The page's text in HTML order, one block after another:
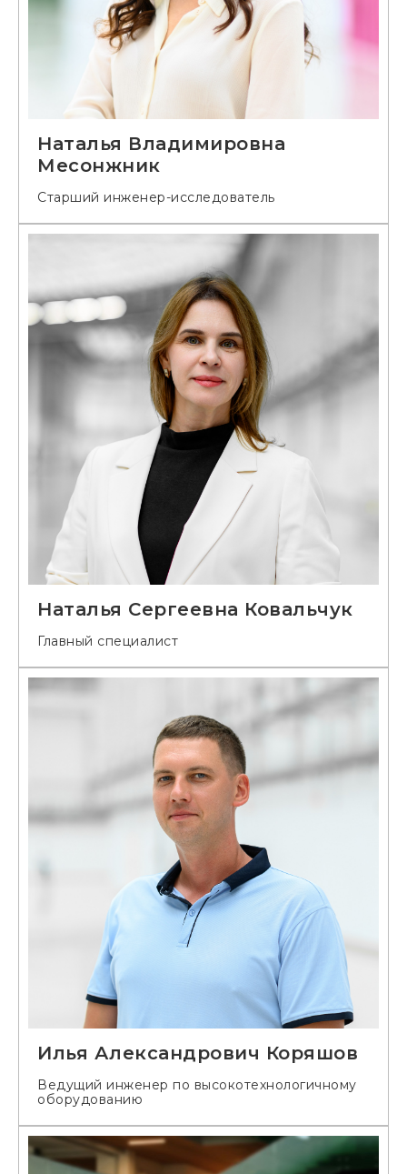
Наталья Владимировна
Месонжник
Старший инженер-исследователь
Наталья Сергеевна Ковальчук
Главный специалист
Илья Александрович Коряшов
Ведущий инженер по высокотехнологичному
оборудованию